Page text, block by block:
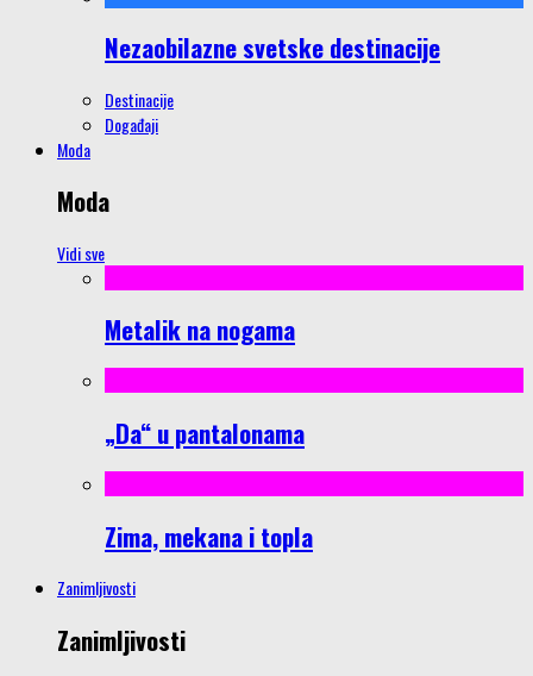
Nezaobilazne svetske destinacije
Destinacije
Događaji
Moda
Moda
Vidi sve
Metalik na nogama
„Da“ u pantalonama
Zima, mekana i topla
Zanimljivosti
Zanimljivosti